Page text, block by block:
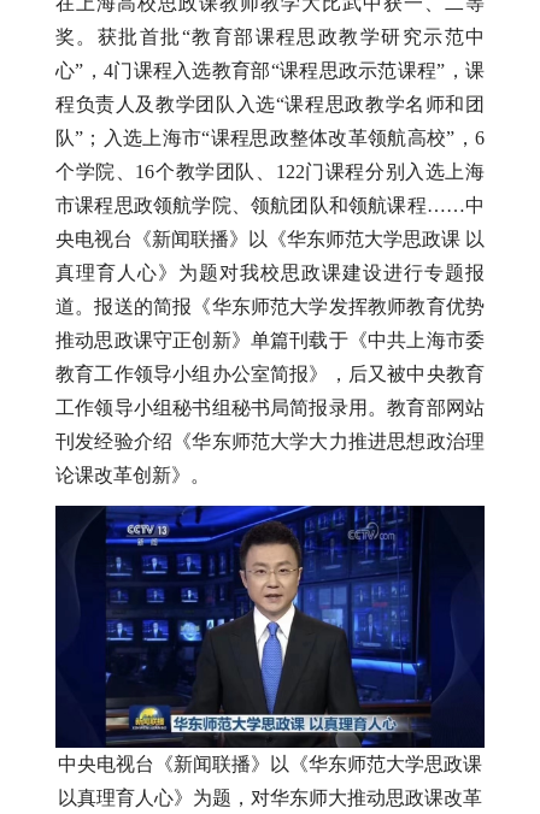
奖。 获批首批“教育部课程思政教学研究示范中
心”， 4门课程入选教育部“课程思政示范课程”，课
程负责人及教学团队入选“课程思政教学名师和团
队”；入选上海市“课程思政整体改革领航高校”， 6
个学院、 16个教学团队、 122门课程分别入选上海
市课程思政领航学院、领航团队和领航课程……中
央电视台《新闻联播》以《华东师范大学思政课 以
真理育人心》为题对我校思政课建设进行专题报
道。报送的简报《华东师范大学发挥教师教育优势
推动思政课守正创新》单篇刊载于《中共上海市委
教育工作领导小组办公室简报》，后又被中央教育
工作领导小组秘书组秘书局简报录用。教育部网站
刊发经验介绍《华东师范大学大力推进思想政治理
论课改革创新》。
中央电视台《新闻联播》以《华东师范大学思政课
以真理育人心》为题，对华东师大推动思政课改革